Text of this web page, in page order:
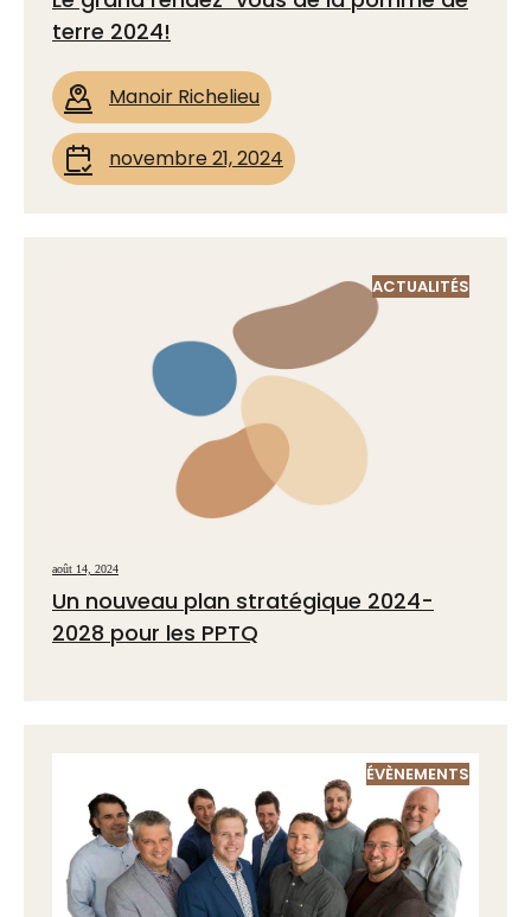
terre 2024!
Manoir Richelieu
novembre 21, 2024
ACTUALITÉS
août 14, 2024
Un nouveau plan stratégique 2024-
2028 pour les PPTQ
ÉVÈNEMENTS